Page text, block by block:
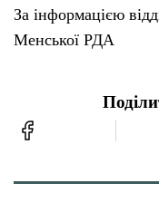
За інформацією
Менської РДА